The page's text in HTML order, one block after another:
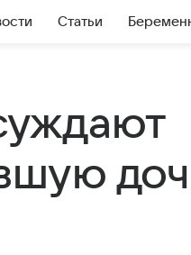
Статьи